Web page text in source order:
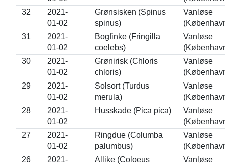
32
2021-
01-02
Grønsisken (Spinus
spinus)
Vanløse
31
2021-
01-02
Bogfinke (Fringilla
coelebs)
Vanløse
30
2021-
01-02
Grønirisk (Chloris
chloris)
Vanløse
29
2021-
01-02
Solsort (Turdus
merula)
Vanløse
28
2021-
01-02
Husskade (Pica pica)
Vanløse
27
2021-
01-02
Ringdue (Columba
palumbus)
Vanløse
26
2021-
Allike (Coloeus
Vanløse